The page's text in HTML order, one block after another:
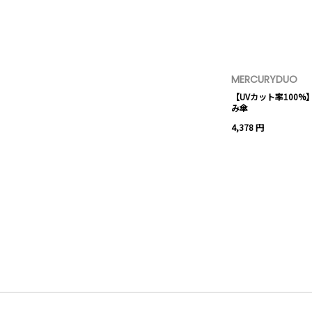
MERCURYDUO
【UVカット率
み傘
4,378 円